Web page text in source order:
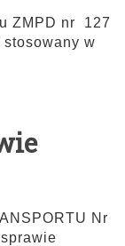
ZMPD nr 127
stosowany w
Nr